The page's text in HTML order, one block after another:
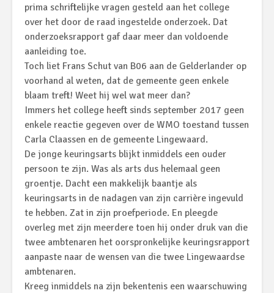
prima schriftelijke vragen gesteld aan het college
over het door de raad ingestelde onderzoek. Dat
onderzoeksrapport gaf daar meer dan voldoende
aanleiding toe.
Toch liet Frans Schut van B06 aan de Gelderlander op
voorhand al weten, dat de gemeente geen enkele
blaam treft! Weet hij wel wat meer dan?
Immers het college heeft sinds september 2017 geen
enkele reactie gegeven over de WMO toestand tussen
Carla Claassen en de gemeente Lingewaard.
De jonge keuringsarts blijkt inmiddels een ouder
persoon te zijn. Was als arts dus helemaal geen
groentje. Dacht een makkelijk baantje als
keuringsarts in de nadagen van zijn carrière ingevuld
te hebben. Zat in zijn proefperiode. En pleegde
overleg met zijn meerdere toen hij onder druk van die
twee ambtenaren het oorspronkelijke keuringsrapport
aanpaste naar de wensen van die twee Lingewaardse
ambtenaren.
Kreeg inmiddels na zijn bekentenis een waarschuwing